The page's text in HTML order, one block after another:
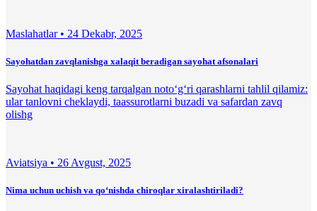
Maslahatlar • 24 Dekabr, 2025
Sayohatdan zavqlanishga xalaqit beradigan sayohat afsonalari
Sayohat haqidagi keng tarqalgan noto‘g‘ri qarashlarni tahlil qilamiz:
ular tanlovni cheklaydi, taassurotlarni buzadi va safardan zavq
olishg
Aviatsiya • 26 Avgust, 2025
Nima uchun uchish va qo‘nishda chiroqlar xiralashtiriladi?